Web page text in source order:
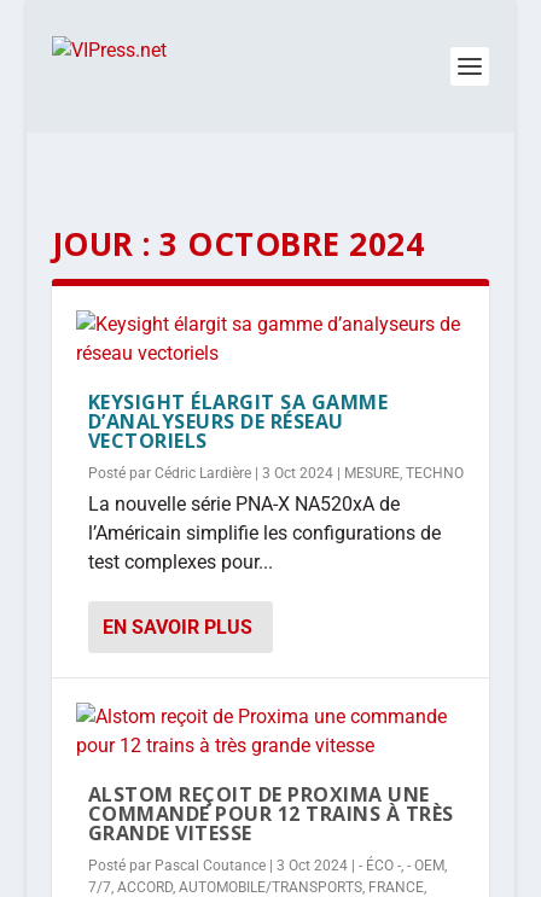
JOUR :3 OCTOBRE 2024
KEYSIGHT ÉLARGIT SA GAMME
D’ANALYSEURS DE RÉSEAU
VECTORIELS
Posté par Cédric Lardière| 3 Oct 2024| MESURE, TECHNO
La nouvelle série PNA-X NA520xA de
l’Américain simplifie les configurations de
test complexes pour...
EN SAVOIR PLUS
ALSTOM REÇOIT DE PROXIMA UNE
COMMANDE POUR 12 TRAINS À TRÈS
GRANDE VITESSE
Posté par Pascal Coutance| 3 Oct 2024| - ÉCO -, - OEM,
7/7, ACCORD, AUTOMOBILE/TRANSPORTS, FRANCE,